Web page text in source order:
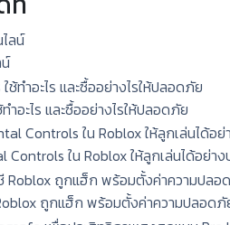
ำอะไร และซื้ออย่างไรให้ปลอดภัย
Controls ใน Roblox ให้ลูกเล่นได้อย่า
ถูกแฮ็ก พร้อมตั้งค่าความปลอดภั